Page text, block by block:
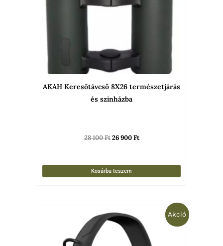
AKAH Keresőtávcső 8X26 természetjárás
és szinházba
28 100Ft 26 900Ft
Kosárba teszem
Akció
price
was:
900 Ft.
is:
34
900 Ft.